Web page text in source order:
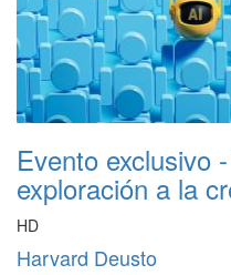
Evento exclusivo
exploración a la
HD
Harvard Deusto